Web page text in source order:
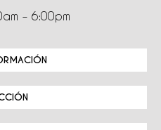
– 6:00pm